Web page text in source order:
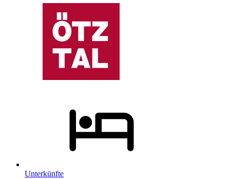
Unterkünfte